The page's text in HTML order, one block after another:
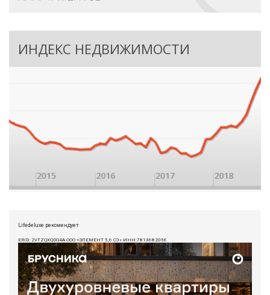
ИНДЕКС НЕДВИЖИМОСТИ
Lifedeluxe рекомендует
ERID: 2VTZQXQDG4A ООО «ЭЛЕМЕНТ 5,6 СЗ» ИНН:7813682056